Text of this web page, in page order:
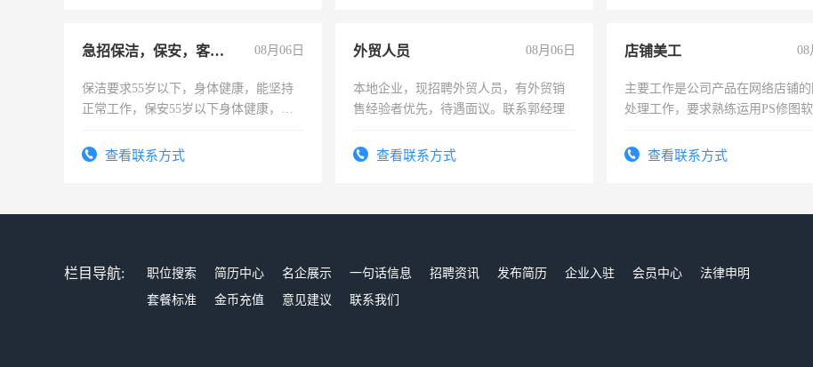
急招保洁，保安，客服，工程 08月06日
保洁要求55岁以下，身体健康，能坚持
正常工作，保安55岁以下身体健康，有
录，客服要求45岁以下高中以上文化，
查看联系方式
外贸人员 08月06日
本地企业，现招聘外贸人员，有外贸销
售经验者优先，待遇面议。联系郭经理
查看联系方式
店铺美工 08
主要工作是公司产品在网络店铺的
处理工作，要求熟练运用PS修图
查看联系方式
栏目导航: 职位搜索 简历中心 名企展示 一句话信息 招聘资讯 发布简历 企业入驻 会员中心
法律申明
套餐标准
金币充值 意见建议 联系我们